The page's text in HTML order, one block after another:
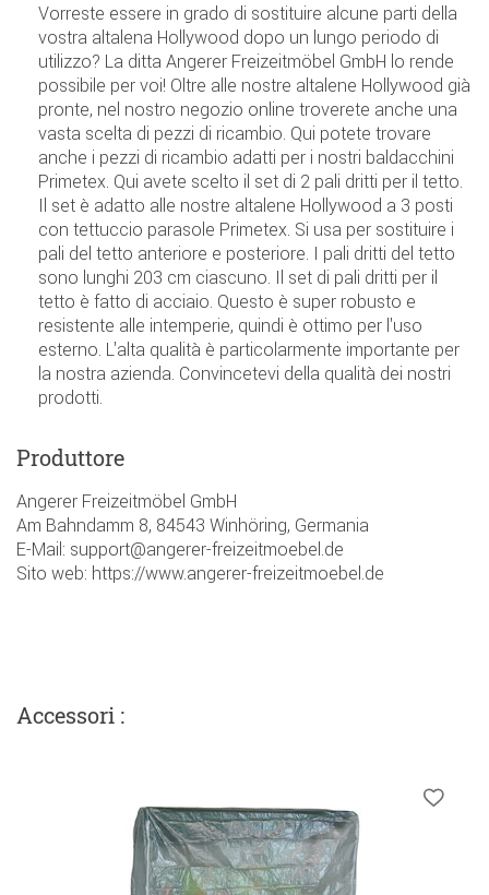
Vorreste essere in grado di sostituire alcune parti della
vostra altalena Hollywood dopo un lungo periodo di
utilizzo? La ditta Angerer Freizeitmöbel GmbH lo rende
possibile per voi! Oltre alle nostre altalene Hollywood già
pronte, nel nostro negozio online troverete anche una
vasta scelta di pezzi di ricambio. Qui potete trovare
anche i pezzi di ricambio adatti per i nostri baldacchini
Primetex. Qui avete scelto il set di 2 pali dritti per il tetto.
Il set è adatto alle nostre altalene Hollywood a 3 posti
con tettuccio parasole Primetex. Si usa per sostituire i
pali del tetto anteriore e posteriore. I pali dritti del tetto
sono lunghi 203 cm ciascuno. Il set di pali dritti per il
tetto è fatto di acciaio. Questo è super robusto e
resistente alle intemperie, quindi è ottimo per l'uso
esterno. L'alta qualità è particolarmente importante per
la nostra azienda. Convincetevi della qualità dei nostri
prodotti.
Produttore
Angerer Freizeitmöbel GmbH
Am Bahndamm 8, 84543 Winhöring, Germania
E-Mail: support@angerer-freizeitmoebel.de
Sito web: https://www.angerer-freizeitmoebel.de
Accessori :